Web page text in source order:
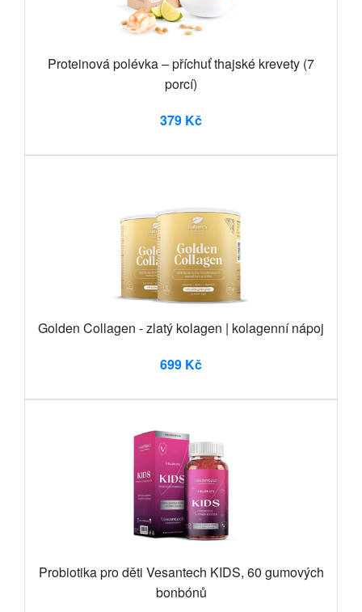
Proteinová polévka – příchuť thajské krevety (7
porcí)
379 Kč
Golden Collagen - zlatý kolagen | kolagenní nápoj
699 Kč
Probiotika pro děti Vesantech KIDS, 60 gumových
bonbónů